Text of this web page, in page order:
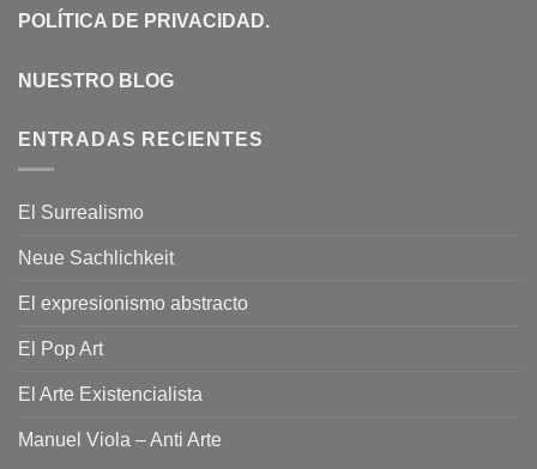
POLÍTICA DE PRIVACIDAD.
NUESTRO BLOG
ENTRADAS RECIENTES
El Surrealismo
Neue Sachlichkeit
El expresionismo abstracto
El Pop Art
El Arte Existencialista
Manuel Viola – Anti Arte